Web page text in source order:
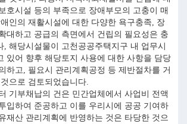
호시설 등의 부족으로 장애부모의 고충이 매
인의 재활시설에 대한 다양한 욕구충족, 장
대하고 공급의 측면에서 건립의 필요성은 충
, 해당시설물이 고천공공주택지구 내 업무시
있어 향후 해당토지 사용에 대한 사항을 담당
하고, 필요시 관리계획공정 등 제반절차를 거
으로 검토되었습니다.
기부채납의 건은 민간업체에서 사업비 전액
입하여 준공하고 이를 우리시에 공공 기여하
재산 관리계획에 반영하는 것은 타당한 것으